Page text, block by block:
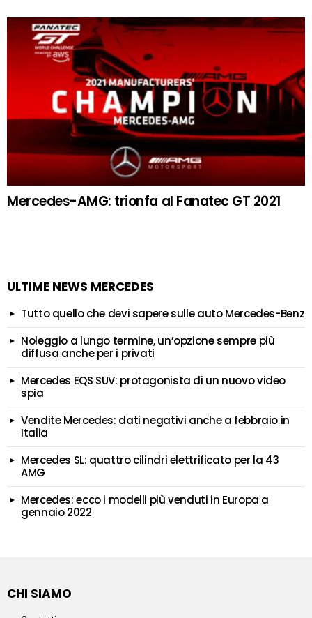
Mercedes-AMG: trionfa al Fanatec GT 2021
ULTIME NEWS MERCEDES
Tutto quello che devi sapere sulle auto Mercedes-Benz
Noleggio a lungo termine, un’opzione sempre più
diffusa anche per i privati
Mercedes EQS SUV: protagonista di un nuovo video
spia
Vendite Mercedes: dati negativi anche a febbraio in
Italia
Mercedes SL: quattro cilindri elettrificato per la 43
AMG
Mercedes: ecco i modelli più venduti in Europa a
gennaio 2022
CHI SIAMO